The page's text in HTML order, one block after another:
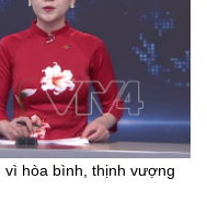
vì hòa bình, thịnh vượng